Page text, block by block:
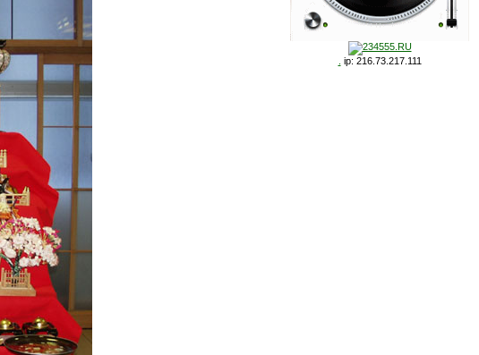
ip: 216.73.217.111